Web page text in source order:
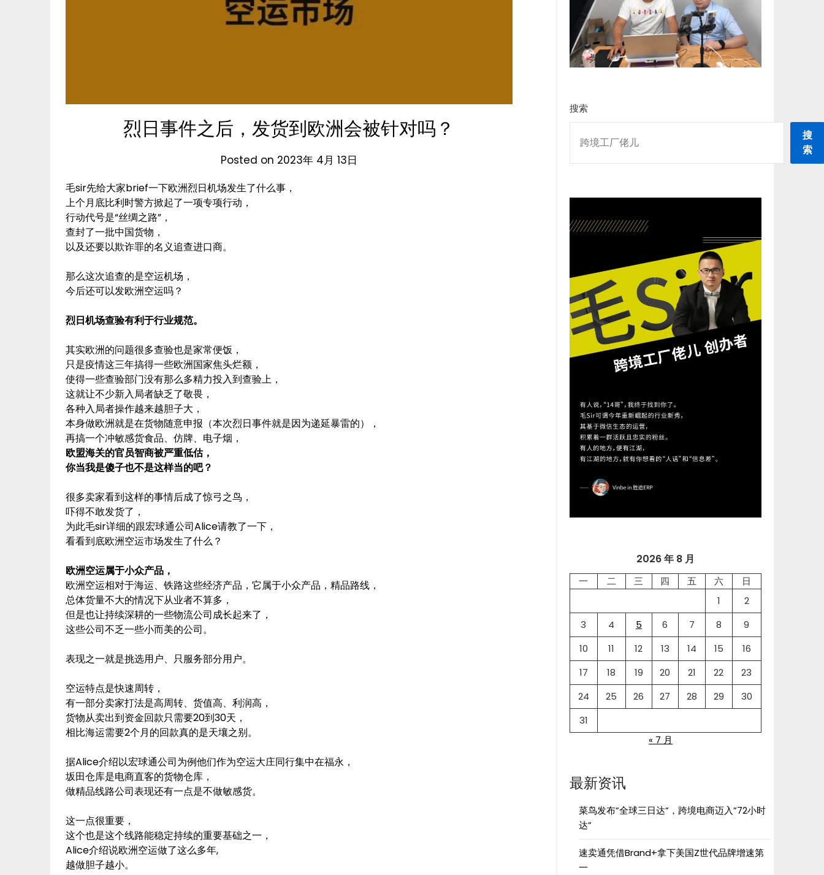
烈日事件之后，发货到欧洲会被针对吗？
Posted on 2023年 4月 13日
毛sir先给大家brief一下欧洲烈日机场发生了什么事，
上个月底比利时警方掀起了一项专项行动，
行动代号是“丝绸之路”，
查封了一批中国货物，
以及还要以欺诈罪的名义追查进口商。
那么这次追查的是空运机场，
今后还可以发欧洲空运吗？
烈日机场查验有利于行业规范。
其实欧洲的问题很多查验也是家常便饭，
只是疫情这三年搞得一些欧洲国家焦头烂额，
使得一些查验部门没有那么多精力投入到查验上，
这就让不少新入局者缺乏了敬畏，
各种入局者操作越来越胆子大，
本身做欧洲就是在货物随意申报（本次烈日事件就是因为递延暴雷的），
再搞一个冲敏感货食品、仿牌、电子烟，
欧盟海关的官员智商被严重低估，
你当我是傻子也不是这样当的吧？
很多卖家看到这样的事情后成了惊弓之鸟，
吓得不敢发货了，
为此毛sir详细的跟宏球通公司Alice请教了一下，
看看到底欧洲空运市场发生了什么？
欧洲空运属于小众产品，
欧洲空运相对于海运、铁路这些经济产品，它属于小众产品，精品路线，
总体货量不大的情况下从业者不算多，
但是也让持续深耕的一些物流公司成长起来了，
这些公司不乏一些小而美的公司。
表现之一就是挑选用户、只服务部分用户。
空运特点是快速周转，
有一部分卖家打法是高周转、货值高、利润高，
货物从卖出到资金回款只需要20到30天，
相比海运需要2个月的回款真的是天壤之别。
据Alice介绍以宏球通公司为例他们作为空运大庄同行集中在福永，
坂田仓库是电商直客的货物仓库，
做精品线路公司表现还有一点是不做敏感货。
这一点很重要，
这个也是这个线路能稳定持续的重要基础之一，
Alice介绍说欧洲空运做了这么多年,
越做胆子越小。
搜索
搜
索
2026 年 8 月
一 二 三 四 五 六
日
1
2
3
4 5 6 7 8
9
10
11 12 13 14 15
16
17
18 19 20 21 22
23
24
25 26 27 28 29
30
31
« 7 月
最新资讯
菜鸟发布”全球三日达”，跨境电商迈入”72小时
达”
速卖通凭借Brand+拿下美国Z世代品牌增速第
一